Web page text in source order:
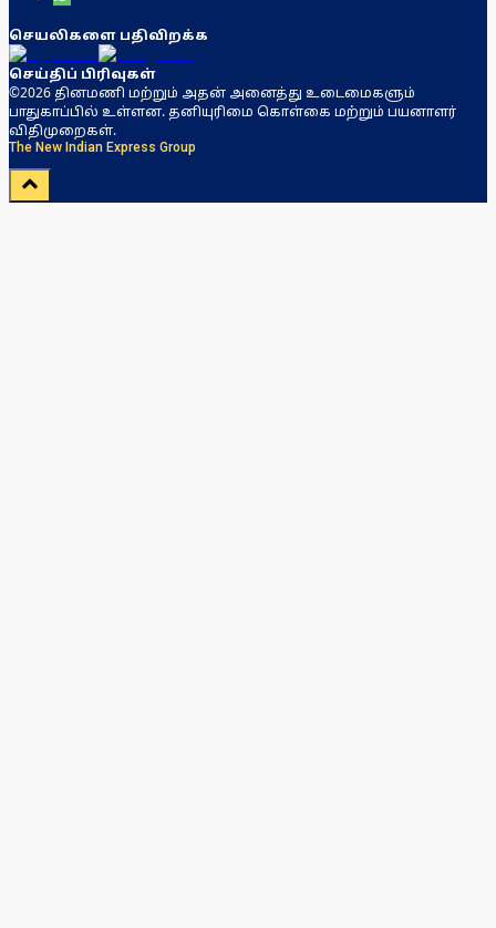
செயலிகளை பதிவிறக்க
செய்திப் பிரிவுகள்
©2026 தினமணி மற்றும் அதன் அனைத்து உடைமைகளும்
பாதுகாப்பில் உள்ளன. தனியுரிமை கொள்கை மற்றும் பயனாளர்
விதிமுறைகள்.
The New Indian Express Group